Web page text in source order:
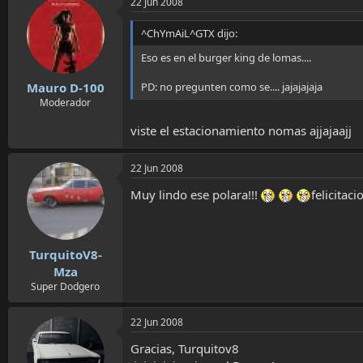
Mauro D-100
Moderador
^ChYmAiL^GTX dijo:
Eso es en el burger king de lomas....
PD: no pregunten como se.... jajajajaja
viste el estacionamiento nomas ajjajaajj
TurquitoV8-
Mza
Super Dodgero
22 Jun 2008
Muy lindo ese polara!!!
22 Jun 2008
Gracias, Turquitov8